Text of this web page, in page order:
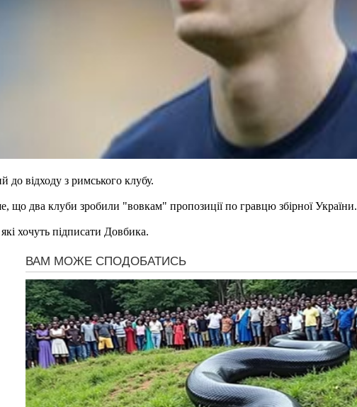
до відходу з римського клубу.
що два клуби зробили "вовкам" пропозиції по гравцю збірної України.
хочуть підписати Довбика.